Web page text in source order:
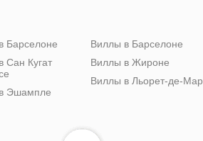
Барселоне
Сан Кугат
Эшампле
Виллы в Барселоне
Виллы в Жироне
Виллы в Льорет-де-Мар